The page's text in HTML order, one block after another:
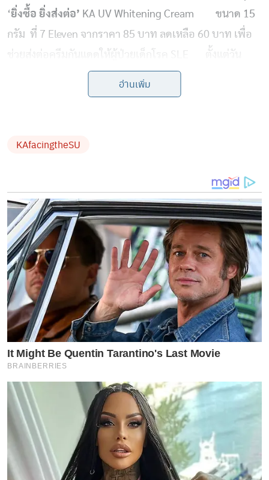
‘ยิ่งซื้อ ยิ่งส่งต่อ’ KA UV Whitening Cream ขนาด 15
กรัม ที่ 7 Eleven จากราคา 85 บาท ลดเหลือ 60 บาท เพื่อ
ช่วยส่งต่อครีมกันแดดให้ผู้ป่วยเด็กโรค SLE ตั้งแต่วัน
นี้-23 พฤษภาคม 2562 ติดตามข้อมูลเพิ่มเติมได้ที่
https://www.facebook.com/KAThailandOfficial/
by TVPOOL ONLINE
อ่านเพิ่ม
KAfacingtheSU
It Might Be Quentin Tarantino's Last Movie
BRAINBERRIES